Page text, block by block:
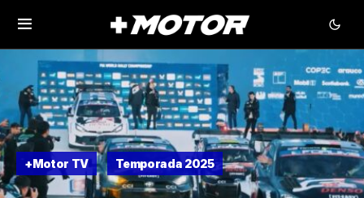
+Motor TV Temporada 2025